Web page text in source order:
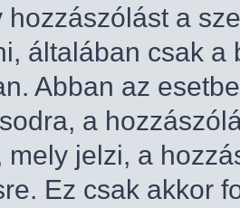
hozzászólást a
általában csak a
Abban az
a
mely jelzi, a
Ez csak akkor